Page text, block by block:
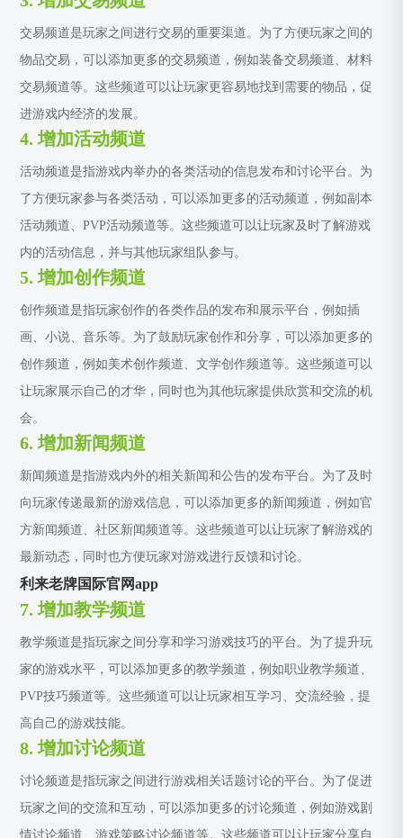
交易频道是玩家之间进行交易的重要渠道。为了方便玩家之间的
物品交易，可以添加更多的交易频道，例如装备交易频道、材料
交易频道等。这些频道可以让玩家更容易地找到需要的物品，促
进游戏内经济的发展。
4. 增加活动频道
活动频道是指游戏内举办的各类活动的信息发布和讨论平台。为
了方便玩家参与各类活动，可以添加更多的活动频道，例如副本
活动频道、PVP活动频道等。这些频道可以让玩家及时了解游戏
内的活动信息，并与其他玩家组队参与。
5. 增加创作频道
创作频道是指玩家创作的各类作品的发布和展示平台，例如插
画、小说、音乐等。为了鼓励玩家创作和分享，可以添加更多的
创作频道，例如美术创作频道、文学创作频道等。这些频道可以
让玩家展示自己的才华，同时也为其他玩家提供欣赏和交流的机
会。
6. 增加新闻频道
新闻频道是指游戏内外的相关新闻和公告的发布平台。为了及时
向玩家传递最新的游戏信息，可以添加更多的新闻频道，例如官
方新闻频道、社区新闻频道等。这些频道可以让玩家了解游戏的
最新动态，同时也方便玩家对游戏进行反馈和讨论。
利来老牌国际官网app
7. 增加教学频道
教学频道是指玩家之间分享和学习游戏技巧的平台。为了提升玩
家的游戏水平，可以添加更多的教学频道，例如职业教学频道、
PVP技巧频道等。这些频道可以让玩家相互学习、交流经验，提
高自己的游戏技能。
8. 增加讨论频道
讨论频道是指玩家之间进行游戏相关话题讨论的平台。为了促进
玩家之间的交流和互动，可以添加更多的讨论频道，例如游戏剧
情讨论频道、游戏策略讨论频道等。这些频道可以让玩家分享自